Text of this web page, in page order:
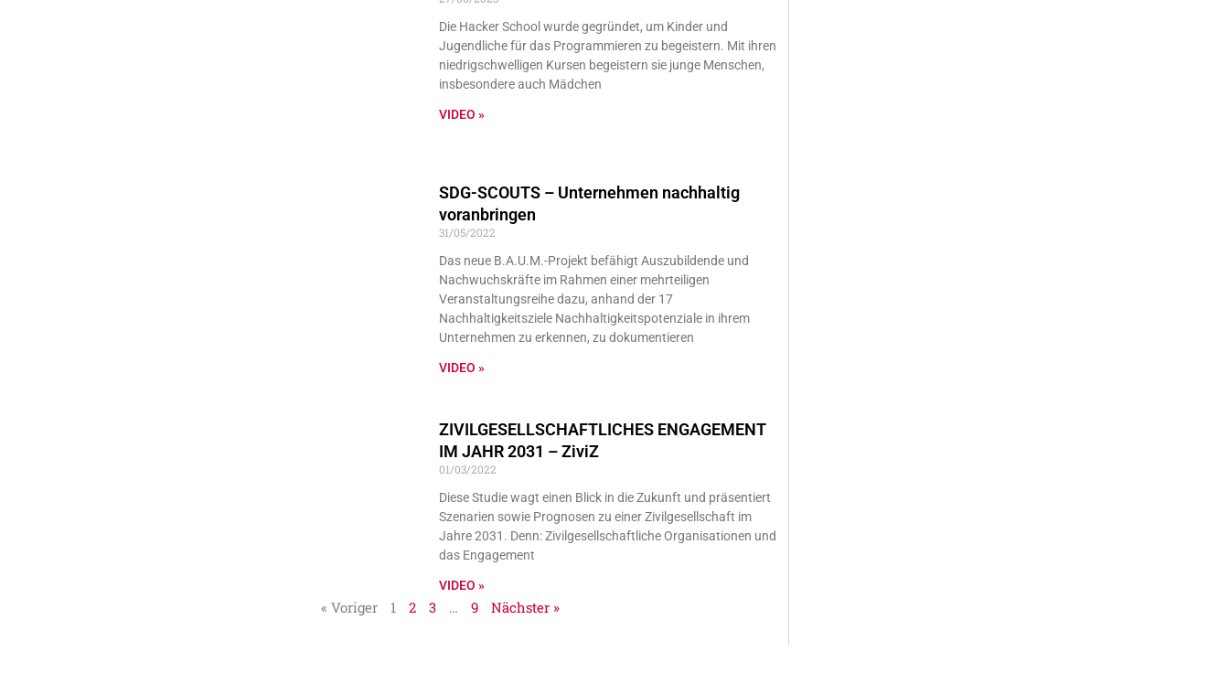
Die Hacker School wurde gegründet, um Kinder und
Jugendliche für das Programmieren zu begeistern. Mit ihren
niedrigschwelligen Kursen begeistern sie junge Menschen,
insbesondere auch Mädchen
VIDEO »
SDG-SCOUTS – Unternehmen nachhaltig
voranbringen
31/05/2022
Das neue B.A.U.M.-Projekt befähigt Auszubildende und
Nachwuchskräfte im Rahmen einer mehrteiligen
Veranstaltungsreihe dazu, anhand der 17
Nachhaltigkeitsziele Nachhaltigkeitspotenziale in ihrem
Unternehmen zu erkennen, zu dokumentieren
VIDEO »
ZIVILGESELLSCHAFTLICHES ENGAGEMENT
IM JAHR 2031 – ZiviZ
01/03/2022
Diese Studie wagt einen Blick in die Zukunft und präsentiert
Szenarien sowie Prognosen zu einer Zivilgesellschaft im
Jahre 2031. Denn: Zivilgesellschaftliche Organisationen und
das Engagement
VIDEO »
« Voriger 1 2 3 … 9 Nächster »